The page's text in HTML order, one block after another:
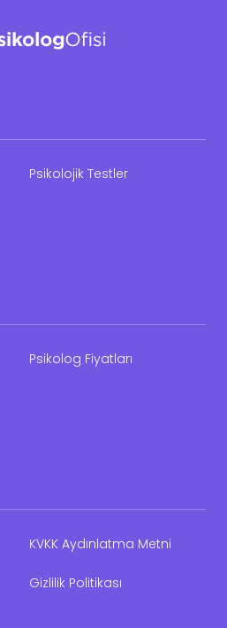
Psikolojik Testler
Psikolog Fiyatları
KVKK Aydınlatma Metni
Gizlilik Politikası